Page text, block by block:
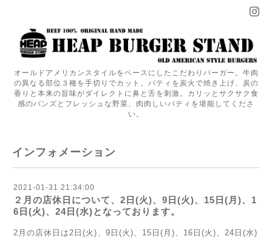
オールドアメリカンスタイルをベースにしたこだわりバーガー。牛肉
の異なる部位３種を手切りでカット。パティを炭火で焼き上げ、炭の
香りと本来の旨味がダイレクトに鼻と舌を刺激。カリッとサクサク食
感のバンズとフレッシュな野菜、肉肉しいパティを堪能してくださ
い。
インフォメーション
2021-01-31 21:34:00
２月の店休日について、2日(火)、9日(火)、15日(月)、1
6日(火)、24日(水)となっております。
2月の店休日は2日(火)、9日(火)、15日(月)、16日(火)、24日(水)